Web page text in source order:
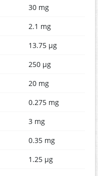
30 mg
2.1 mg
13.75 µg
250 µg
20 mg
0.275 mg
3 mg
0.35 mg
1.25 µg